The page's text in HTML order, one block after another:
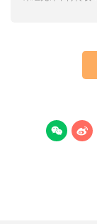
 